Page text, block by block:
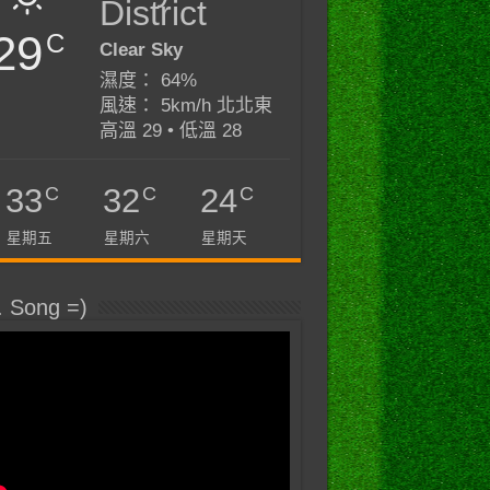
C
District
Clear Sky
濕度： 64%
風速： 5km/h 北北東
高溫 29 • 低溫 28
33C
星期五
32C
星期六
24C
星期天
Song =)